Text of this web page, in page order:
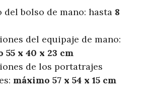
del bolso de mano: hasta 8
del equipaje de mano:
55 x 40 x 23 cm
de los portatrajes
máximo 57 x 54 x 15 cm